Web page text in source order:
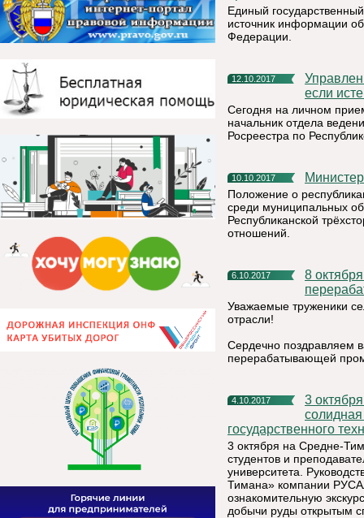
Единый
источник информации
Федерации.
12.10.2017
Управление Росреестра по Республике Коми: как поступить,
если
Сегодня на личном
начальник отдела
Росреестра по
10.10.2017
Положение о
среди муниципальных
Республиканской
отношений.
6.10.2017
8 октября - День работника сельского хозяйства и
Уважаемые труженики
отрасли!
Сердечно поздравляем
перерабатывающей
4.10.2017
3 октября на Средне-Тиманский бокситовый рудник прибыла
солидная
государственного
3 октября на Средне-
студентов и
университета.
Тимана» компании
ознакомительную
добычи руды открытым